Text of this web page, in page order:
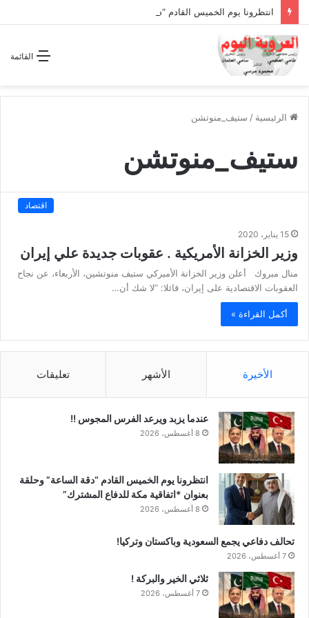
القائمة
الرئيسية / ستيف_منوتشن
ستيف_منوتشن
اقتصاد
15 يناير، 2020
وزير الخزانة الأمريكية . عقوبات جديدة علي إيران
منال مبروك أعلن وزير الخزانة الأميركي ستيف منوتشين، الأربعاء، عن نجاح
العقوبات الاقتصادية على إيران، قائلا: “لا شك أن…
أكمل القراءة »
الأخيرة الأشهر تعليقات
عندما يزبد ويرعد الفرس المجوس !!
8 أغسطس، 2026
انتظرونا يوم الخميس القادم “دقة الساعة” وحلقة
بعنوان *اتفاقية مكة للدفاع المشترك”
8 أغسطس، 2026
تحالف دفاعي يجمع السعودية وباكستان وتركيا!
7 أغسطس، 2026
ثلاثي الخير والبركة !
7 أغسطس، 2026